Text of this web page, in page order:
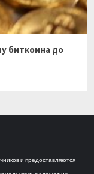
биткоина до
и предоставляются